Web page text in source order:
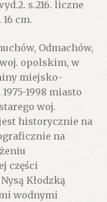
s.216. liczne
cm.
Odmachów,
opolskim, w
miejsko-
1998 miasto
woj.
historycznie na
na
części
Kłodzką
wodnymi